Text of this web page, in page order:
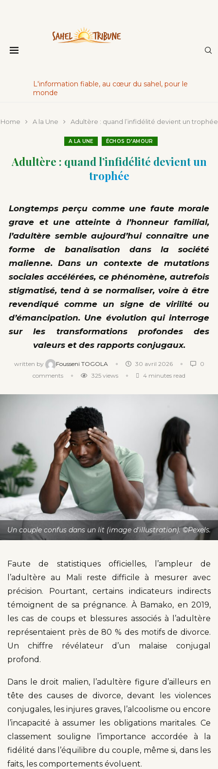
L'information fiable, au cœur du sahel, pour le
monde
Home A la Une Adultère : quand l’infidélité devient un trophée
A LA UNE ÉCHOS D'AMOUR
Adultère : quand l’infidélité devient un
trophée
Longtemps perçu comme une faute morale
grave et une atteinte à l’honneur familial,
l’adultère semble aujourd’hui connaître une
forme de banalisation dans la société
malienne. Dans un contexte de mutations
sociales accélérées, ce phénomène, autrefois
stigmatisé, tend à se normaliser, voire à être
revendiqué comme un signe de virilité ou
d’émancipation. Une évolution qui interroge
sur les transformations profondes des
valeurs et des rapports conjugaux.
written by Fousseni TOGOLA 30 avril 2026
0
comments
325 views 4 minutes read
Un couple confus dans un lit (image d'illustration). ©Pexels.
Faute de statistiques officielles, l’ampleur de
l’adultère au Mali reste difficile à mesurer avec
précision. Pourtant, certains indicateurs indirects
témoignent de sa prégnance. À Bamako, en 2019,
les cas de coups et blessures associés à l’adultère
représentaient près de 80 % des motifs de divorce.
Un chiffre révélateur d’un malaise conjugal
profond.
Dans le droit malien, l’adultère figure d’ailleurs en
tête des causes de divorce, devant les violences
conjugales, les injures graves, l’alcoolisme ou encore
l’incapacité à assumer les obligations maritales. Ce
classement souligne l’importance accordée à la
fidélité dans l’équilibre du couple, même si, dans les
faits, les comportements évoluent.